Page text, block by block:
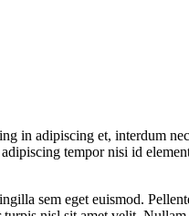
in adipiscing et, interdum
tempor nisi id
sem eget euismod.